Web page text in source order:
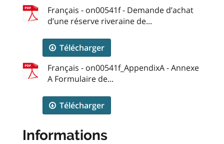
Français - on00541f - Demande d’achat
d’une réserve riveraine de...
Télécharger
Français - on00541f_AppendixA - Annexe
A Formulaire de...
Télécharger
Informations